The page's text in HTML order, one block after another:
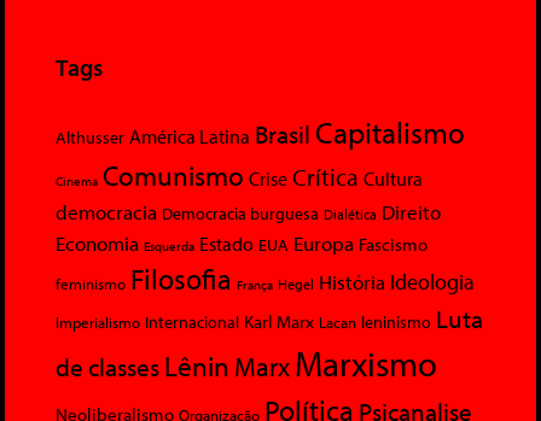
Tags
Althusser América Latina Brasil Capitalismo
Cinema Comunismo Crise Crítica Cultura
democracia Democracia burguesa Dialética Direito
Economia Esquerda Estado EUA Europa Fascismo
feminismo Filosofia França Hegel História Ideologia
Imperialismo Internacional Karl Marx Lacan leninismo Luta
de classesLênin MarxMarxismo
Neoliberalismo Organização Política Psicanalise